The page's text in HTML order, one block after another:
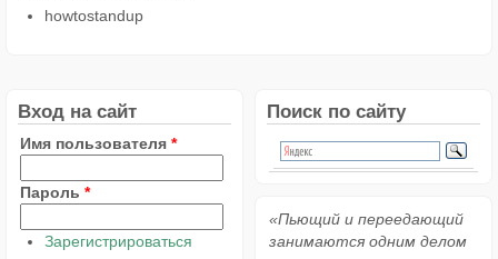
howtostandup
Вход на сайт
Имя пользователя *
Пароль *
Зарегистрироваться
Поиск по сайту
«Пьющий и переедающий
занимаются одним делом